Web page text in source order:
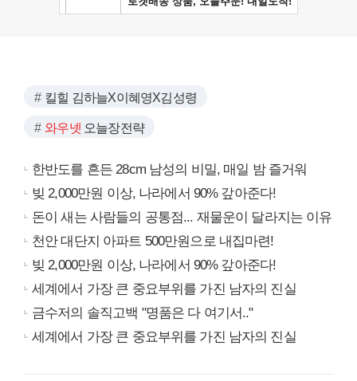
킬힐 김하늘X이혜영X김성령
와우넷 오늘장전략
한반도를 흔든 28cm 남성의 비밀, 매일 밤 즐거워
빚 2,000만원 이상, 나라에서 90% 갚아준다!
돈이 새는 사람들의 공통점... 재물운이 달라지는 이유
천안 대단지 아파트 500만원으로 내집마련!
빚 2,000만원 이상, 나라에서 90% 갚아준다!
세계에서 가장 큰 중요부위를 가진 남자의 진실
금수저의 솔직고백 "명품은 다 여기서.."
세계에서 가장 큰 중요부위를 가진 남자의 진실